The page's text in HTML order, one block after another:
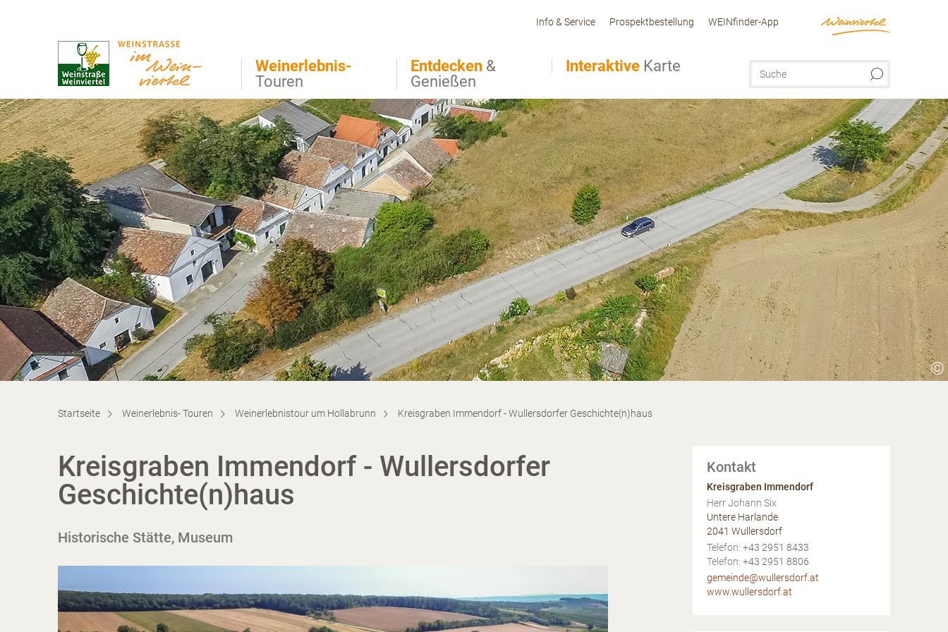
Weinerlebnis-
Touren
Entdecken &
Genießen
Interaktive Karte
Info & Service Prospektbestellung WEINfinder-App
©
Startseite Weinerlebnis- Touren Weinerlebnistour um Hollabrunn Kreisgraben Immendorf - Wullersdorfer Geschichte(n)haus
Kreisgraben Immendorf - Wullersdorfer
Geschichte(n)haus
Historische Stätte, Museum
Kontakt
Kreisgraben Immendorf
Herr Johann Six
Untere Harlande
2041 Wullersdorf
AT
Telefon: +43 2951 8433
Telefon: +43 2951 8806
gemeinde@wullersdorf.at
www.wullersdorf.at